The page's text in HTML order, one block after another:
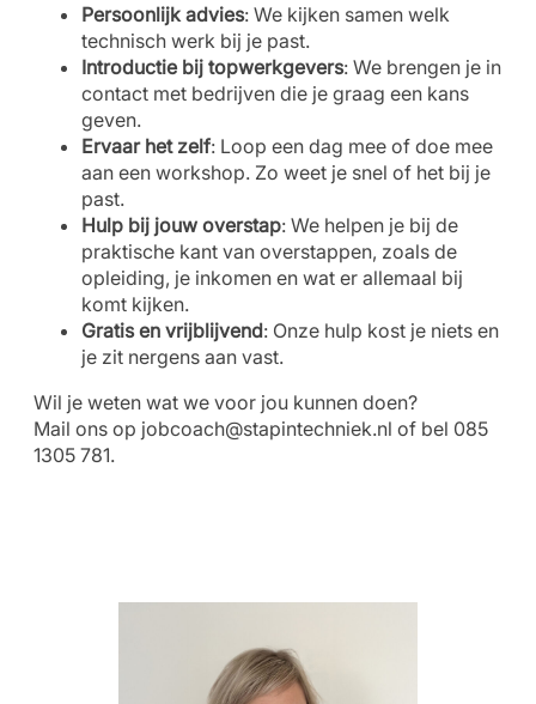
Persoonlijk advies: We kijken samen welk
technisch werk bij je past.
Introductie bij topwerkgevers: We brengen je in
contact met bedrijven die je graag een kans
geven.
Ervaar het zelf: Loop een dag mee of doe mee
aan een workshop. Zo weet je snel of het bij je
past.
Hulp bij jouw overstap: We helpen je bij de
praktische kant van overstappen, zoals de
opleiding, je inkomen en wat er allemaal bij
komt kijken.
Gratis en vrijblijvend: Onze hulp kost je niets en
je zit nergens aan vast.
Wil je weten wat we voor jou kunnen doen?
Mail ons op jobcoach@stapintechniek.nl of bel 085
1305 781.